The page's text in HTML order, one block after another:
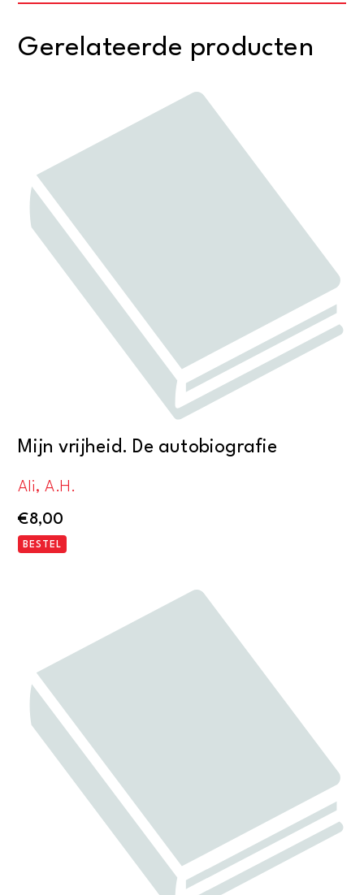
Gerelateerde producten
Mijn vrijheid. De autobiografie
Ali, A.H.
€8,00
BESTEL